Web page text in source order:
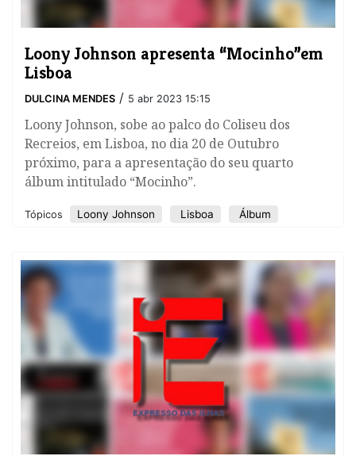
​Loony Johnson apresenta “Mocinho”em
Lisboa
DULCINA MENDES / 5 abr 2023 15:15
Loony Johnson, sobe ao palco do Coliseu dos
Recreios, em Lisboa, no dia 20 de Outubro
próximo, para a apresentação do seu quarto
álbum intitulado “Mocinho”.
Tópicos Loony Johnson Lisboa Álbum